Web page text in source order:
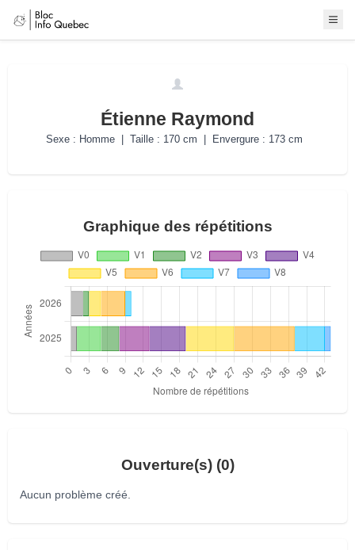
Étienne Raymond
Sexe : Homme | Taille : 170 cm | Envergure : 173 cm
Graphique des répétitions
Ouverture(s) (0)
Aucun problème créé.